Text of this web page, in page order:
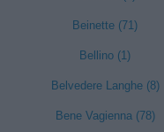
Beinette (71)
Bellino (1)
Belvedere Langhe (8)
Bene Vagienna (78)